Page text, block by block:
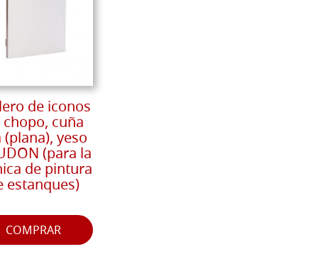
de iconos
cuña
(plana), yeso
(para la
de pintura
estanques)
COMPRAR